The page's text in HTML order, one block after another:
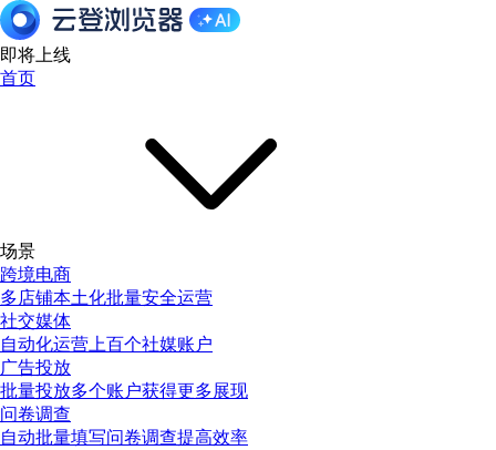
即将上线
首页
场景
跨境电商
多店铺本土化批量安全运营
社交媒体
自动化运营上百个社媒账户
广告投放
批量投放多个账户获得更多展现
问卷调查
自动批量填写问卷调查提高效率